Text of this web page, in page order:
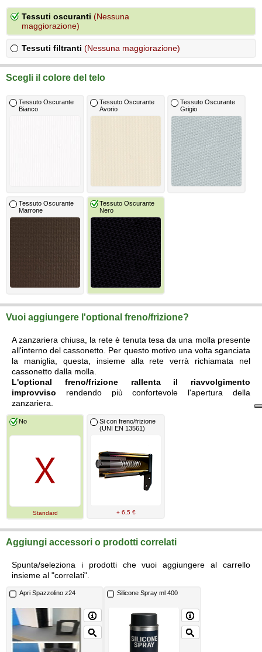
Tessuti oscuranti (Nessuna
maggiorazione)
Tessuti filtranti (Nessuna maggiorazione)
Scegli il colore del telo
Tessuto Oscurante
Bianco
Tessuto Oscurante
Avorio
Tessuto Oscurante
Grigio
Tessuto Oscurante
Marrone
Tessuto Oscurante
Nero
Vuoi aggiungere l'optional freno/frizione?
A zanzariera chiusa, la rete è tenuta tesa da una molla presente
all'interno del cassonetto. Per questo motivo una volta sganciata
la maniglia, questa, insieme alla rete verrà richiamata nel
cassonetto dalla molla.
L'optional freno/frizione rallenta il riavvolgimento
improvviso rendendo più confortevole l'apertura della
zanzariera.
No
Standard
Si con freno/frizione
(UNI EN 13561)
+ 6,5 €
Aggiungi accessori o prodotti correlati
Spunta/seleziona i prodotti che vuoi aggiungere al carrello
insieme al "correlati".
Apri Spazzolino z24 Silicone Spray ml 400